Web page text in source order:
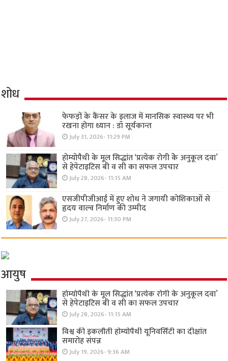
शोध
फेफड़ों के कैंसर के इलाज में मानसिक स्वास्थ्य पर भी
रखना होगा ध्यान : डॉ सूर्यकान्त
July 31, 2026- 11:29 PM
होम्योपैथी के मूल सिद्धांत ‘प्रत्येक रोगी केे अनुकूल दवा’
से हेपेटाइटिस बी व सी का सफल उपचार
July 28, 2026- 11:15 AM
एसजीपीजीआई में हुए शोध ने जगायी कोशिकाओं से
हृदय वाल्व निर्माण की उम्मीद
July 27, 2026- 11:30 PM
आयुष
होम्योपैथी के मूल सिद्धांत ‘प्रत्येक रोगी केे अनुकूल दवा’
से हेपेटाइटिस बी व सी का सफल उपचार
July 28, 2026- 11:15 AM
विश्व की इकलौती होम्योपैथी यूनिवर्सिटी का दीक्षांत
समारोह संपन्न
July 19, 2026- 9:36 AM